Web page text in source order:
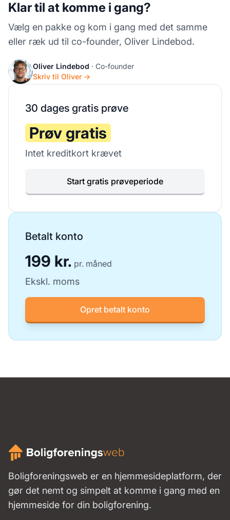
Klar til at komme i gang?
Vælg en pakke og kom i gang med det samme
eller ræk ud til co-founder, Oliver Lindebod.
Oliver Lindebod · Co-founder
Skriv til Oliver →
30 dages gratis prøve
Prøv gratis
Intet kreditkort krævet
Start gratis prøveperiode
Betalt konto
199 kr. pr. måned
Ekskl. moms
Opret betalt konto
Boligforeningsweb er en hjemmesideplatform, der
gør det nemt og simpelt at komme i gang med en
hjemmeside for din boligforening.